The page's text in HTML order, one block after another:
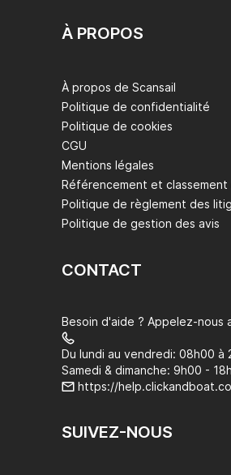
À PROPOS
À propos de Scansail
Politique de confidentialité
Politique de cookies
CGU
Mentions légales
Référencement et classement
Politique de règlement des
Politique de gestion des avis
CONTACT
Besoin d'aide ? Appelez-nous
Du lundi au vendredi: 08h00 à
Samedi & dimanche: 9h00 -
https://
SUIVEZ-NOUS